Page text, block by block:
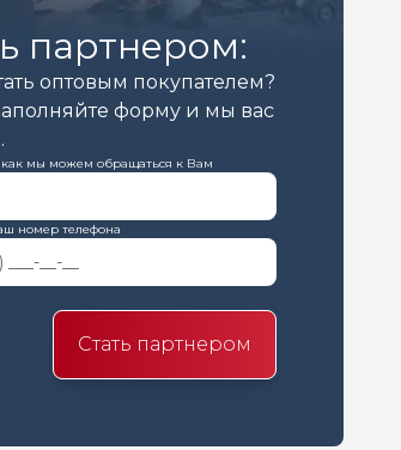
партнером:
оптовым покупателем?
форму и мы вас
мы можем обращаться к Вам
номер телефона
Стать партнером